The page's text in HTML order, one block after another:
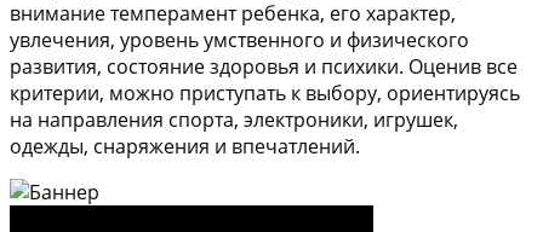
внимание темперамент ребенка, его характер,
увлечения, уровень умственного и физического
развития, состояние здоровья и психики. Оценив все
критерии, можно приступать к выбору, ориентируясь
на направления спорта, электроники, игрушек,
одежды, снаряжения и впечатлений.